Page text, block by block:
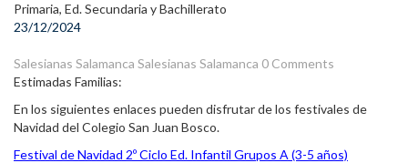
Primaria, Ed. Secundaria y Bachillerato
23/12/2024
Salesianas Salamanca Salesianas Salamanca 0 Comments
Estimadas Familias:
En los siguientes enlaces pueden disfrutar de los festivales de
Navidad del Colegio San Juan Bosco.
Festival de Navidad 2º Ciclo Ed. Infantil Grupos A (3-5 años)